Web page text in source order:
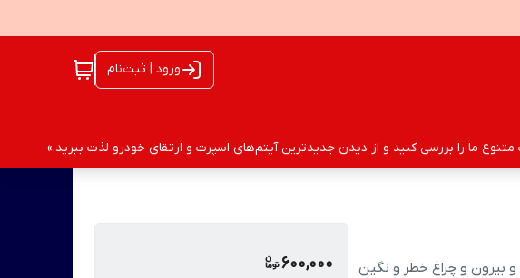
ورود | ثبت‌نام
ما را بررسی کنید و از دیدن جدیدترین آیتم‌های اسپرت و ارتقای خودرو لذت ببرید.»
بیرون و چراغ خطر و نگین
600,000